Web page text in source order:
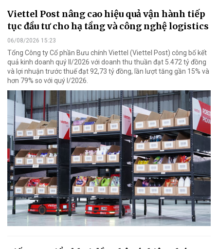
Viettel Post nâng cao hiệu quả vận hành tiếp
tục đầu tư cho hạ tầng và công nghệ logistics
06/08/2026 15:23
Tổng Công ty Cổ phần Bưu chính Viettel (Viettel Post) công bố kết
quả kinh doanh quý II/2026 với doanh thu thuần đạt 5.472 tỷ đồng
và lợi nhuận trước thuế đạt 92,73 tỷ đồng, lần lượt tăng gần 15% và
hơn 79% so với quý I/2026.